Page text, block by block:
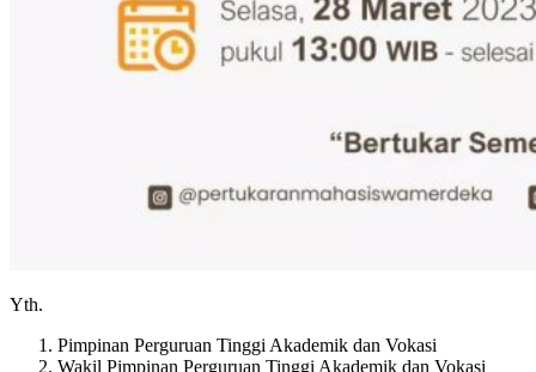
Yth.
Pimpinan Perguruan Tinggi Akademik dan Vokasi
Wakil Pimpinan Perguruan Tinggi Akademik dan Vokasi